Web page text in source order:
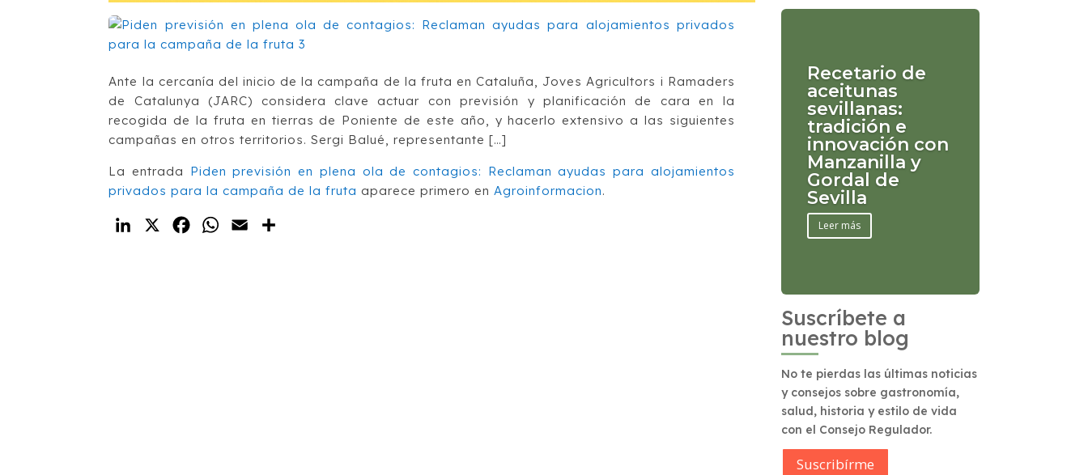
Ante la cercanía del inicio de la campaña de la fruta en Cataluña, Joves Agricultors i Ramaders
de Catalunya (JARC) considera clave actuar con previsión y planificación de cara en la
recogida de la fruta en tierras de Poniente de este año, y hacerlo extensivo a las siguientes
campañas en otros territorios. Sergi Balué, representante […]
La entrada Piden previsión en plena ola de contagios: Reclaman ayudas para alojamientos
privados para la campaña de la fruta aparece primero en Agroinformacion.
LinkedIn
X FacebookWhatsApp
Email
Recetario de
aceitunas
sevillanas:
tradición e
innovación con
Manzanilla y
Gordal de
Sevilla
Leer más
Suscríbete a
nuestro blog
No te pierdas las últimas noticias
y consejos sobre gastronomía,
salud, historia y estilo de vida
con el Consejo Regulador.
Suscribírme